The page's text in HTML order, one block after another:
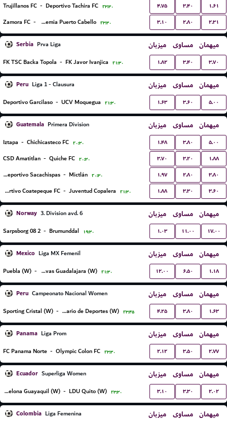
Trujillanos FC - Deportivo Tachira FC ۲۳:۳۰ ۴.۷۵ ۳.۴۰ ۱.۶۱
Zamora FC - Academia Puerto Cabello ۲۳:۳۰ ۳.۱۰ ۲.۸۰ ۲.۳۱
Serbia Prva Liga میزبان مساوی میهمان
FK TSC Backa Topola - FK Javor Ivanjica ۲۱:۳۰ ۱.۸۲ ۳.۴۰ ۳.۷۰
Peru Liga 1 - Clausura میزبان مساوی میهمان
Deportivo Garcilaso - UCV Moquegua ۲۱:۳۰ ۱.۶۳ ۳.۶۰ ۵.۰۰
Guatemala Primera Division میزبان مساوی میهمان
Iztapa - Chichicasteco FC ۲۰:۳۰ ۱.۴۸ ۳.۸۰ ۵.۰۰
CSD Amatitlan - Quiche FC ۲۰:۳۰ ۳.۷۰ ۳.۲۰ ۱.۸۸
CS Deportivo Sacachispas - Mictlán ۲۰:۳۰ ۱.۹۷ ۲.۸۰ ۳.۸۰
Deportivo Coatepeque FC - Juventud Copalera ۲۱:۳۰ ۱.۸۸ ۳.۳۰ ۳.۶۰
Norway 3. Division avd. 6 میزبان مساوی میهمان
Sarpsborg 08 2 - Brumunddal ۱۹:۳۰ ۱.۰۳ ۱۱.۰۰ ۱۷.۰۰
Mexico Liga MX Femenil میزبان مساوی میهمان
Puebla (W) - CD Chivas Guadalajara (W) ۲۱:۳۰ ۱۲.۰۰ ۶.۵۰ ۱.۱۸
Peru Campeonato Nacional Women میزبان مساوی میهمان
Sporting Cristal (W) - Universitario de Deportes (W) ۲۳:۴۵ ۴.۲۵ ۳.۸۰ ۱.۶۳
Panama Liga Prom میزبان مساوی میهمان
FC Panama Norte - Olympic Colon FC ۲۳:۳۰ ۲.۱۲ ۳.۵۰ ۲.۷۷
Ecuador Superliga Women میزبان مساوی میهمان
Barcelona Guayaquil (W) - LDU Quito (W) ۲۳:۳۰ ۳.۱۰ ۳.۳۰ ۲.۰۲
Colombia Liga Femenina میزبان مساوی میهمان